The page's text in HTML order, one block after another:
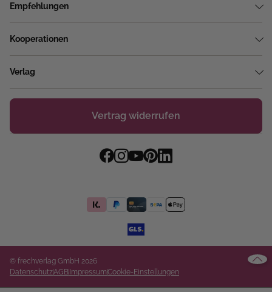
Empfehlungen
Kooperationen
Verlag
Vertrag widerrufen
© frechverlag GmbH 2026
DatenschutzAGB ImpressumCookie-Einstellungen